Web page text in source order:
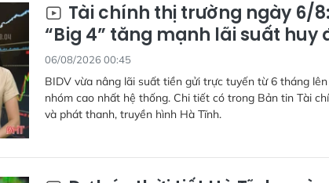
Tài chính thị trường ngày 6/
“Big 4” tăng mạnh lãi suất huy
06/08/2026 00:45
BIDV vừa nâng lãi suất tiền gửi trực tuyến từ 6 tháng
nhóm cao nhất hệ thống. Chi tiết có trong Bản tin Tài
và phát thanh, truyền hình Hà Tĩnh.